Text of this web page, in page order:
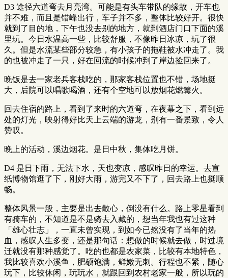
D3 途径六道弯去月亮湾。可能是有头车带队的缘故，开车也
并不难，而且是错峰出行，车子并不多，整体比较好开。很快
就到了目的地，下午也没去别的地方，就到酒店门口下面的溪
里玩。今日水温高一些，比较舒服，不像昨日冰凉，玩了很
久。但是水流某些部分较急，有小孩子的拖鞋被水冲走了。我
的也被冲走了一只，好在回流的时候冲到了岸边捡回来了。
晚饭是去一家老兵客栈吃的，那家客栈位置也不错，场地挺
大，后院可以唱歌喝酒，还有个空地可以放烟花燃篝火。
回去住宿的路上，看到了来时的六道弯，在夜幕之下，看到远
处的灯光，映射得好比天上云端的游龙，别有一番景致，令人
赞叹。
晚上的活动，溪边烟花。是日中秋，集体吃月饼。
D4 是日下雨，无法下水，天也变凉，感叹昨日的幸运。去宣
纸博物馆逛了下，刚好大雨，游完又不下了，回去路上也挺顺
畅。
整体风景一般，主要是出去散心，倒没有什么。路上零星看到
有骑车的，不知道是不是骑去入藏的，想当年我也有过这种
「雄心壮志」，一直未曾实现，到如今已然没有了当年的热
血，感叹人生多变，还是那句话：想做的时候就去做，时过境
迁就没有那种感觉了。吃的也都是农家菜，比较有本地特色，
我比较喜欢小溪鱼，肥硕饱满，鲜嫩无刺。行程也不紧，随心
玩下，比较休闲，玩玩水，就跟回到农村老家一般，所以玩的